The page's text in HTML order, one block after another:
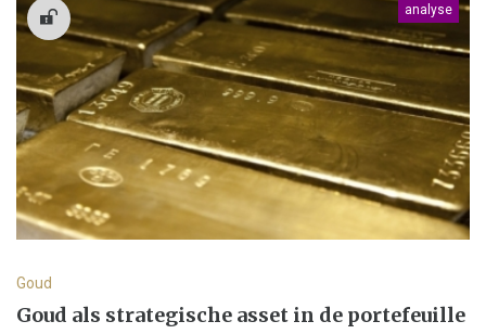
analyse
Goud
Goud als strategische asset in de portefeuille